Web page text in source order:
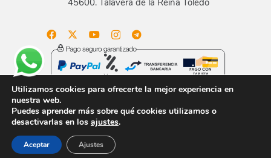
Aviso legal Términos y condiciones
Política de
privacidad
Política de envío
Política de devoluciones
Utilizamos cookies para ofrecerte la mejor experiencia en
nuestra web.
Puedes aprender más sobre qué cookies utilizamos o
desactivarlas en los ajustes.
Aceptar Ajustes